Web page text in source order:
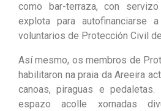
como bar-terraza, con
explota para autofinanciarse
voluntarios de Protección Civil
Así mesmo, os membros de
habilitaron na praia da Areeira
canoas, piraguas e
espazo acolle xornadas